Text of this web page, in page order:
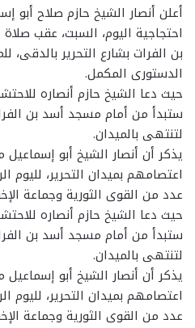
أعلن أنصار الشيخ حازم صلاح أبو
احتجاجية اليوم، السبت، عقب
بن الفرات بشارع التحرير بالدقى،
الدستورى المكمل.
حيث دعا الشيخ حازم أنصاره
ستبدأ من أمام مسجد أسد بن
لتنتهى بالميدان.
يذكر أن أنصار الشيخ أبو
اعتصامهم بميدان التحرير، لليوم
عدد من القوى الثورية وجماعة
حيث دعا الشيخ حازم أنصاره
ستبدأ من أمام مسجد أسد بن
لتنتهى بالميدان.
يذكر أن أنصار الشيخ أبو
اعتصامهم بميدان التحرير، لليوم
عدد من القوى الثورية وجماعة